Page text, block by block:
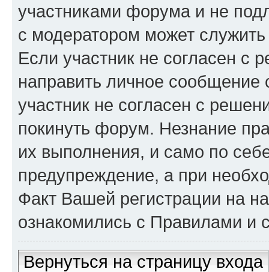
участниками форума и не
с модератором может
Если участник не согласен с
направить личное
участник не согласен с
покинуть форум. Незнание
их выполнения, и само по
предупреждение, а при
Факт Вашей регистрации на
ознакомились с Правилами и
Вернуться на страницу входа